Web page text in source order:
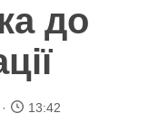
до
13:42